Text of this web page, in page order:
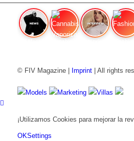
© FIV Magazine | Imprint| All rights
Models Marketing Villas
¡Utilizamos Cookies para mejorar la
OKSettings